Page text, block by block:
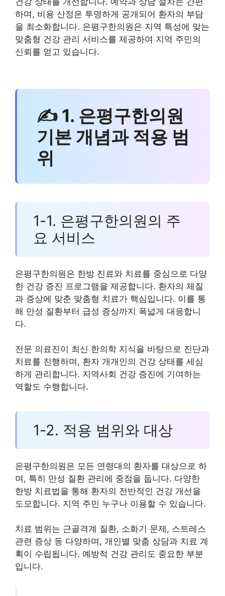
하며, 비용 산정은 투명하게 공개되어 환자의 부담
을 최소화합니다. 은평구한의원은 지역 특성에 맞는
맞춤형 건강 관리 서비스를 제공하여 지역 주민의
신뢰를 얻고 있습니다.
✍ 1. 은평구한의원
기본 개념과 적용 범
위
1-1. 은평구한의원의 주
요 서비스
은평구한의원은 한방 진료와 치료를 중심으로 다양
한 건강 증진 프로그램을 제공합니다. 환자의 체질
과 증상에 맞춘 맞춤형 치료가 핵심입니다. 이를 통
해 만성 질환부터 급성 증상까지 폭넓게 대응합니
다.
전문 의료진이 최신 한의학 지식을 바탕으로 진단과
치료를 진행하며, 환자 개개인의 건강 상태를 세심
하게 관리합니다. 지역사회 건강 증진에 기여하는
역할도 수행합니다.
1-2. 적용 범위와 대상
은평구한의원은 모든 연령대의 환자를 대상으로 하
며, 특히 만성 질환 관리에 중점을 둡니다. 다양한
한방 치료법을 통해 환자의 전반적인 건강 개선을
도모합니다. 지역 주민 누구나 이용할 수 있습니다.
치료 범위는 근골격계 질환, 소화기 문제, 스트레스
관련 증상 등 다양하며, 개인별 맞춤 상담과 치료 계
획이 수립됩니다. 예방적 건강 관리도 중요한 부분
입니다.